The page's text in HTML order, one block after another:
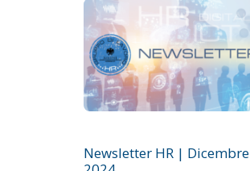
Newsletter HR | Dicembre